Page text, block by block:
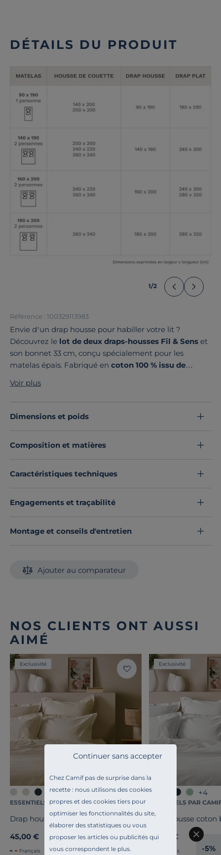
Chez Camif pas de surprise dans la
recette : nous utilisons des cookies
propres et des cookies tiers pour
optimiser les fonctionnalités du site,
élaborer des statistiques ou vous
proposer les articles ou publicités qui
vous correspondent le plus.
Continuer sans accepter
DÉTAILS DU PRODUIT
1/2
Référence : 100329113983
Envie d’un drap housse pour habiller votre lit ?
Découvrez le lot de deux draps-housses Fil & Sens et
son bonnet 33 cm, conçu spécialement pour les
matelas épais. Fabriqué en coton 100 % issu de
fils/cm², il épouse parfaitement les contours de votre
literie, sans jamais glisser.
Fabriqué avec soin en France
et disponible dans une
and matchs uniques. Un indispensable au charme
intemporel qui sublime votre espace nuit.
Craquez dès maintenant pour ce lot de deux draps-
Découvrez toute notre sélection :
Voir plus
Dimensions et poids
Composition et matières
Caractéristiques techniques
Engagements et traçabilité
Montage et conseils d'entretien
Ajouter au comparateur
NOS CLIENTS ONT AUSSI
AIMÉ
Exclusivité
+4
ESSENTIELS PAR CAMIF
Drap housse coton bio Fil & Sens
45,00 €
Français
Exclusivité
+4
ESSENTIELS PAR
Drap housse coton
45,00 €
Français -5%